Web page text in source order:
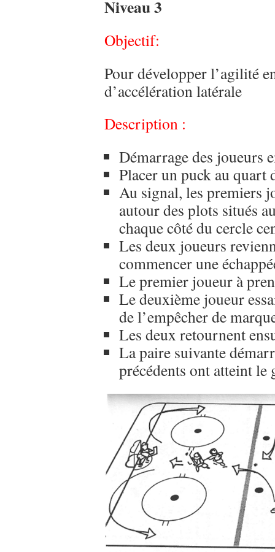
Niveau 3
Objectif:
Pour développer l’agilité
d’accélération latérale
Description :
Démarrage des joueurs
Placer un puck au quart
Au signal, les premiers
autour des plots situés
chaque côté du cercle
Les deux joueurs
commencer une
Le premier joueur à
Le deuxième joueur
de l’empêcher de
Les deux retournent
La paire suivante
précédents ont atteint le